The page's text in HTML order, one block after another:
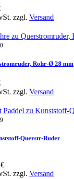
zzgl. Versand
Rohr-Ø 28 mm
zzgl. Versand
Querstr-Ruder
zzgl. Versand